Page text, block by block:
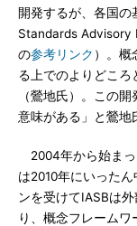
開発するが、各国
Standards Advisory
の参考リンク ）。概
る上でのよりどころ
（鶯地氏）。この
意味がある」と鶯地
2004年から始まっ
は2010年にいった
ンを受けてIASBは
り、概念フレーム